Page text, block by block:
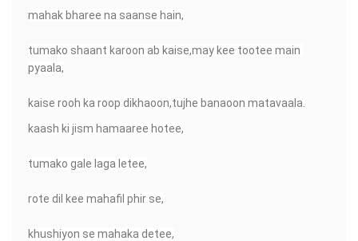
mahak bharee na saanse hain,
tumako shaant karoon ab kaise,may kee tootee main
pyaala,
kaise rooh ka roop dikhaoon,tujhe banaoon matavaala.
kaash ki jism hamaaree hotee,
tumako gale laga letee,
rote dil kee mahafil phir se,
khushiyon se mahaka detee,